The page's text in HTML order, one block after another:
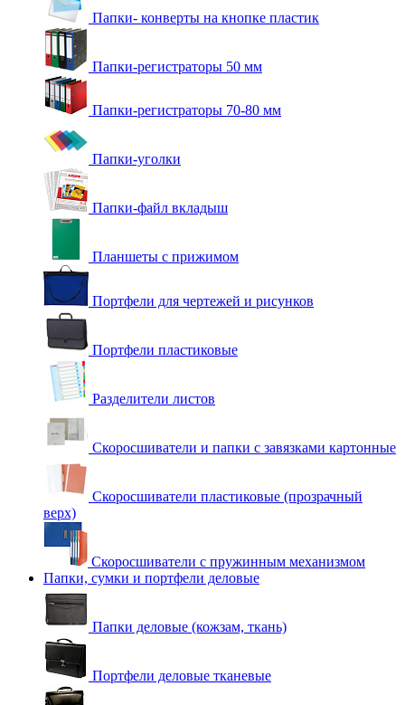
Папки- конверты на кнопке пластик
Папки-регистраторы 50 мм
Папки-регистраторы 70-80 мм
Папки-уголки
Папки-файл вкладыш
Планшеты с прижимом
Портфели для чертежей и рисунков
Портфели пластиковые
Разделители листов
Скоросшиватели и папки с завязками картонные
Скоросшиватели пластиковые (прозрачный
верх)
Скоросшиватели с пружинным механизмом
Папки, сумки и портфели деловые
Папки деловые (кожзам, ткань)
Портфели деловые тканевые